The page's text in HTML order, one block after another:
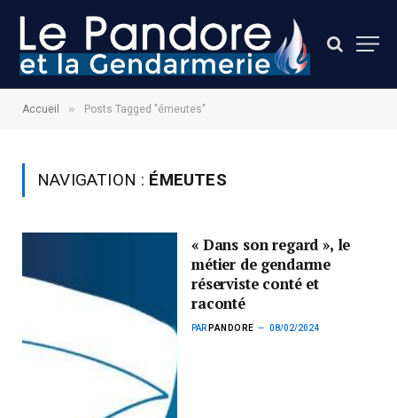
Accueil » Posts Tagged "émeutes"
NAVIGATION : ÉMEUTES
« Dans son regard », le
métier de gendarme
réserviste conté et
raconté
PAR PANDORE 08/02/2024